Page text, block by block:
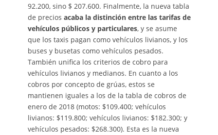
92.200, sino $ 207.600. Finalmente, la nueva tabla
de precios acaba la distinción entre las tarifas de
vehículos públicos y particulares, y se asume
que los taxis pagan como vehículos livianos, y los
buses y busetas como vehículos pesados.
También unifica los criterios de cobro para
vehículos livianos y medianos. En cuanto a los
cobros por concepto de grúas, estos se
mantienen iguales a los de la tabla de cobros de
enero de 2018 (motos: $109.400; vehículos
livianos: $119.800; vehículos livianos: $182.300; y
vehículos pesados: $268.300). Esta es la nueva